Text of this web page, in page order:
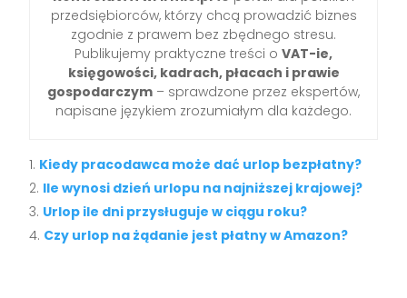
przedsiębiorców, którzy chcą prowadzić biznes
zgodnie z prawem bez zbędnego stresu.
Publikujemy praktyczne treści o VAT-ie,
księgowości, kadrach, płacach i prawie
gospodarczym – sprawdzone przez ekspertów,
napisane językiem zrozumiałym dla każdego.
Kiedy pracodawca może dać urlop bezpłatny?
Ile wynosi dzień urlopu na najniższej krajowej?
Urlop ile dni przysługuje w ciągu roku?
Czy urlop na żądanie jest płatny w Amazon?